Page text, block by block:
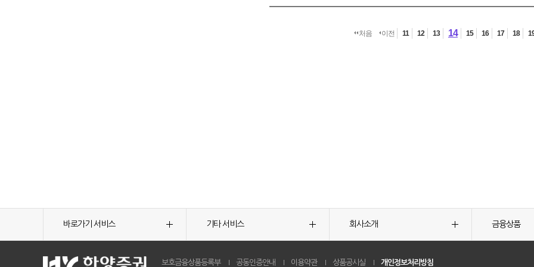
처음 이전 11 12 13 14 15 16 17 18
바로가기 서비스 기타 서비스 회사소개 금융상품
보호금융상품등록부 공동인증안내 이용약관 상품공시실 개인정보처리방침